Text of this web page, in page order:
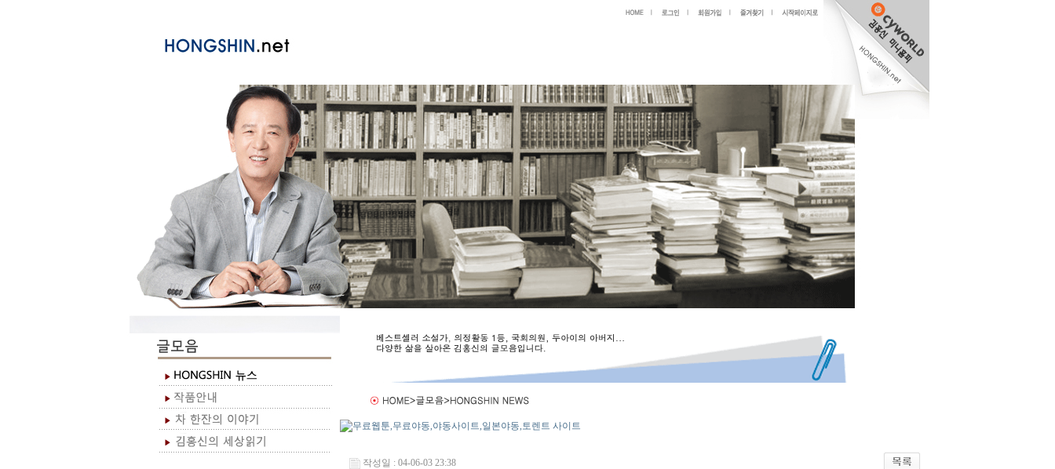
작성일 : 04-06-03 23:38